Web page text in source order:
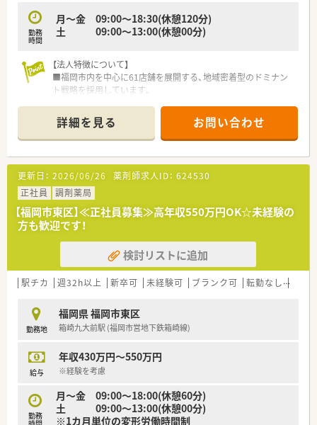
＜社員の頑張りを評価・サポート＞
■認定薬剤師の取得に関してはeラーニングを活用。会社から1
万円の補助がございます。
を実施。
目標に向けて努力した人を評価する仕組みを作っていらっし
ゃいます。
ジャー等への登用を積極的に行っています。
す。
勤務
時間
月～金 09:00～18:30(休憩120分)
土 09:00～13:00(休憩00分)
【法人特徴について】
■福岡市内を中心に61店舗を展開する、地域密着型のドミナン
ト戦略を採用しています。
に良好な関係を築いています。
■将来的にはフランチャイズ制度を利用した独立支援の道も用
意されており、実績も多数あります。
【こんな取り組みをしています】
■ポリファーマシーへの対応や、電話による服薬フォローアップ
といった対人業務を強化しています。
■専門資格の取得や対人業務での実績に応じて手当を支給し、社
員の取り組みを正当に評価します。
■e-Learningや階層別研修など、会社独自のカリキュラムによ
る社員教育にも力を入れています。
【やりがい/おすすめポイント】
■定年が70歳と長く設定されており、さらに70歳まで昇給が続
■在宅業務への積極的な取り組みが地域体制加算につながり、会
社の安定経営と社員の給与に反映されます。
■専門資格の取得（費用自己負担）後は、その資格が手当として給
詳細を見る お問い合わせ
更新日： 2026/06/26 薬剤師求人ID： 624530
正社員
調剤薬局
【福岡市東区】≪正社員募集≫高年収550万円OK☆未経験の
方も歓迎です！
検討リストに追加
駅チカ 週32h以上 新卒可 未経験可 ブランク可 転勤なし
勤務地
福岡県 福岡市東区
箱崎九大前駅 (福岡市営地下鉄箱崎線)
給与
年収430万円～550万円
※経験を考慮
勤務
月～金 09:00～18:00(休憩60分)
土 09:00～13:00(休憩00分)
※1カ月単位の変形労働時間制